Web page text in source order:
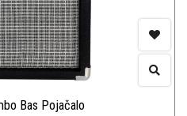
Bas Pojačalo